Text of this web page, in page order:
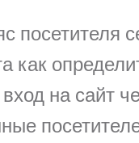
как
на сайт